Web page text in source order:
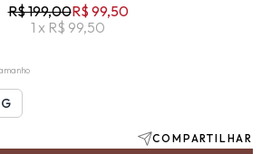
R$ 199,00R$ 99,50
1 x R$ 99,50
G
COMPARTILHAR